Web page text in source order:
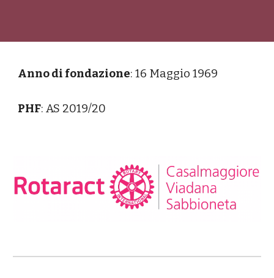
Anno di fondazione:16 Maggio 1969
PHF: AS 2019/20